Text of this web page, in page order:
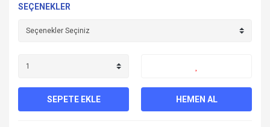
SEÇENEKLER
SEPETE EKLE HEMEN AL